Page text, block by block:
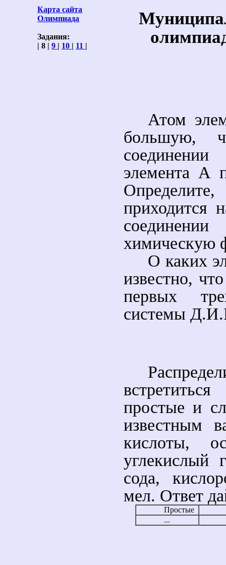
Карта сайта
Олимпиада
Задания:
| 8 |9 | 10 | 11 |
Атом
большую,
элемента А
приходится
химическую
О каких
известно,
первых
системы
простые и
известным
кислоты,
углекислый
сода,
мел. Ответ
Простые
...